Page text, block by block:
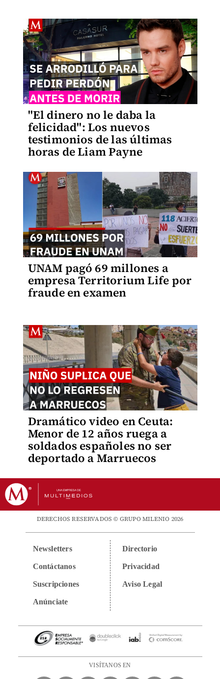
"El dinero no le daba la
felicidad": Los nuevos
testimonios de las últimas
horas de Liam Payne
UNAM pagó 69 millones a
empresa Territorium Life por
fraude en examen
Dramático video en Ceuta:
Menor de 12 años ruega a
soldados españoles no ser
deportado a Marruecos
DERECHOS RESERVADOS © GRUPO MILENIO 2026
Newsletters
Contáctanos
Suscripciones
Anúnciate
Directorio
Privacidad
Aviso Legal
VISÍTANOS EN